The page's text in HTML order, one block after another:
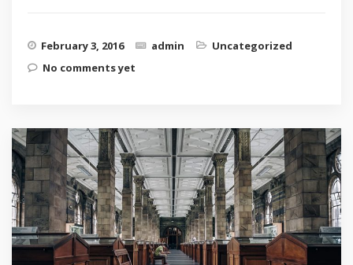
February 3, 2016 admin
Uncategorized
No comments yet